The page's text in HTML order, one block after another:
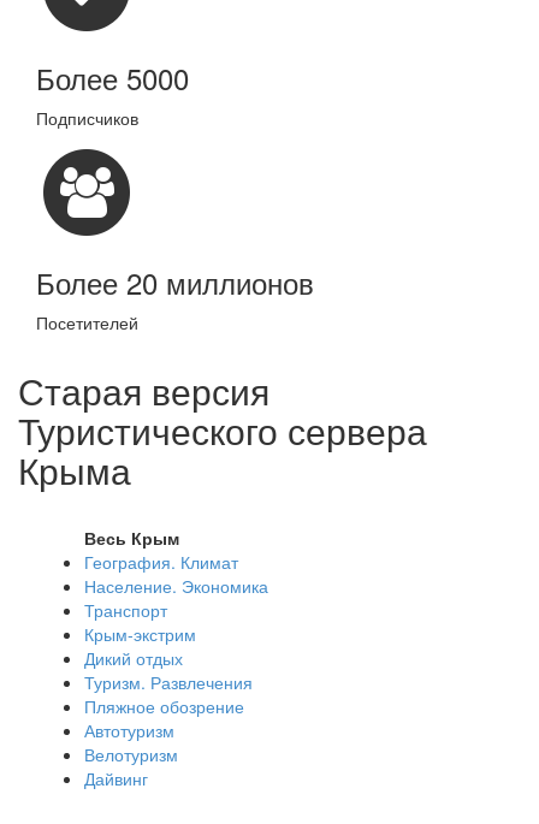
Более 5000
Подписчиков
Более 20 миллионов
Посетителей
Старая версия
Туристического сервера
Крыма
Весь Крым
География. Климат
Население. Экономика
Транспорт
Крым-экстрим
Дикий отдых
Туризм. Развлечения
Пляжное обозрение
Автотуризм
Велотуризм
Дайвинг